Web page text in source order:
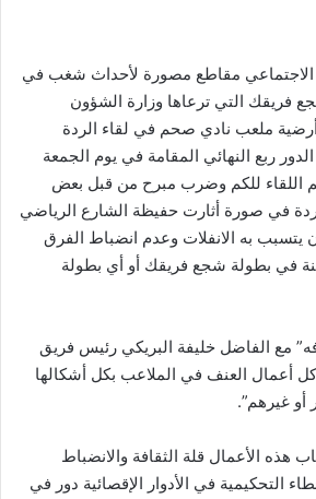
الاجتماعي مقاطع مصورة لأحداث شغب في
فريقك التي ترعاها وزارة الشؤون
أرضية ملعب نادي صحم في لقاء الردة
ربع النهائي المقامة في يوم الجمعة
اللقاء للكم وضرب مبرح من قبل بعض
في صورة أثارت حفيظة الشارع الرياضي
يتسبب به الانفلات وعدم انضباط الفرق
في بطولة شجع فريقك أو أي بطولة
مع الفاضل خليفة البريكي رئيس فريق
أعمال العنف في الملاعب بكل أشكالها
أو غيرهم”.
الأعمال قلة الثقافة والانضباط
التحكيمية في الأدوار الإقصائية دور في